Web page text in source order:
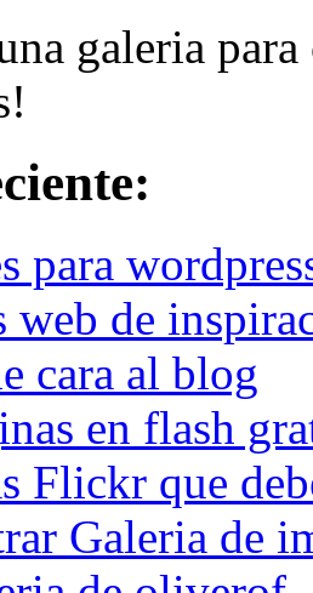
galeria
para
web de
cara al blog
en flash
Flickr que
Galeria de